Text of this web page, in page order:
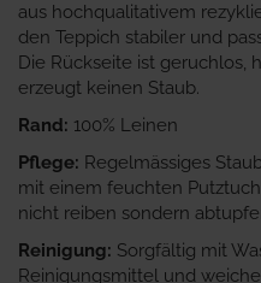
aus hochqualitativem
den Teppich stabiler und
Die Rückseite ist geruchlos,
erzeugt keinen Staub.
Rand: 100% Leinen
Pflege: Regelmässiges
mit einem feuchten
nicht reiben sondern
Reinigung: Sorgfältig mit
Reinigungsmittel und